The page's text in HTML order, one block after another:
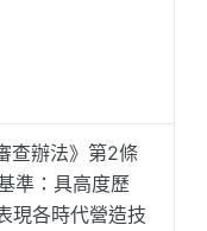
查辦法》第2條
準：具高度歷
現各時代營造技